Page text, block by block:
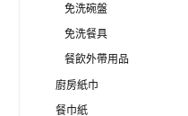
免洗碗盤
免洗餐具
餐飲外帶用品
廚房紙巾
餐巾紙